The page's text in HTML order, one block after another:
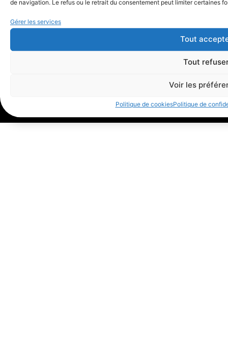
de navigation. Le refus ou le retrait du consentement peut limiter certaines
Gérer les services
Tout
Tout
Voir les
Politique de cookiesPolitique de
Me suivre
visuelconcept”
44560 CORSEPT,
Loire-Atlantique
Tél. 06 84 42 56
contact@saga-